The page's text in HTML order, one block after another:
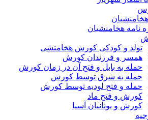
هخامنشیان
نامه هخامنشیان
تولد و کودکی کورش هخامنشی
همسر و فرزندان کورش
حمله به بابل و فتح آن در زمان کورش
حمله به شرق توسط کورش
حمله و فتح لودیه توسط کورش
کورش و فتح ماد
کورش و یونانیان آسیا